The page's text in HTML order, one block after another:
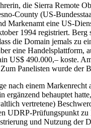
die Sierra Remote
County (US-
Markenamt eine US-
1994 registriert.
die Domain jemals zu
eine Handelsplattform,
US$ 490.000,– koste.
Panelisten wurde der
nach einem
ergänzend behauptet
vertretene)
UDRP-Prüfungspunkt zu
und Nutzung der